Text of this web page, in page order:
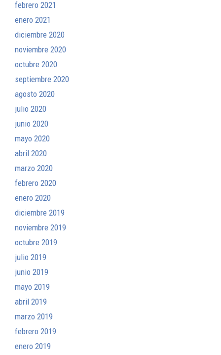
febrero 2021
enero 2021
diciembre 2020
noviembre 2020
octubre 2020
septiembre 2020
agosto 2020
julio 2020
junio 2020
mayo 2020
abril 2020
marzo 2020
febrero 2020
enero 2020
diciembre 2019
noviembre 2019
octubre 2019
julio 2019
junio 2019
mayo 2019
abril 2019
marzo 2019
febrero 2019
enero 2019